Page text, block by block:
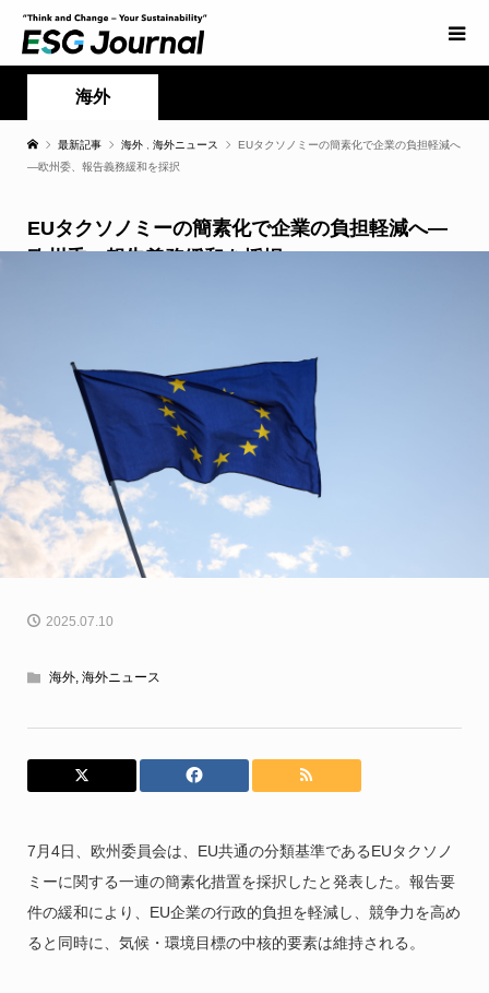
海外
最新記事 海外 海外ニュース
EUタクソノミーの簡素化で企業の負担軽減へ
―欧州委、報告義務緩和を採択
EUタクソノミーの簡素化で企業の負担軽減へ―
欧州委、報告義務緩和を採択
2025.07.10
海外, 海外ニュース
7月4日、欧州委員会は、EU共通の分類基準であるEUタクソノ
ミーに関する一連の簡素化措置を採択したと発表した。報告要
件の緩和により、EU企業の行政的負担を軽減し、競争力を高め
ると同時に、気候・環境目標の中核的要素は維持される。